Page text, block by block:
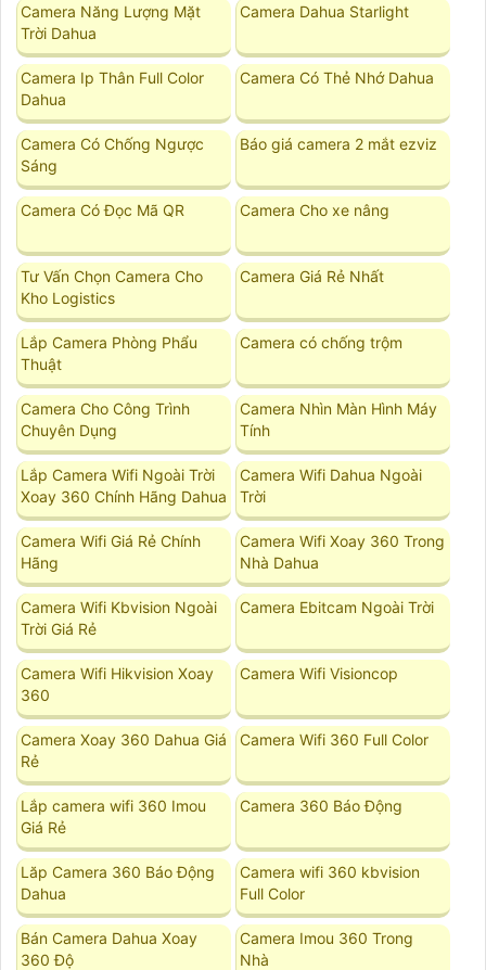
Camera Năng Lượng Mặt
Trời Dahua
Camera Dahua Starlight
Camera Ip Thân Full Color
Dahua
Camera Có Thẻ Nhớ Dahua
Camera Có Chống Ngược
Sáng
Báo giá camera 2 mắt ezviz
Camera Có Đọc Mã QR Camera Cho xe nâng
Tư Vấn Chọn Camera Cho
Kho Logistics
Camera Giá Rẻ Nhất
Lắp Camera Phòng Phẩu
Thuật
Camera có chống trộm
Camera Cho Công Trình
Chuyên Dụng
Camera Nhìn Màn Hình Máy
Tính
Lắp Camera Wifi Ngoài Trời
Xoay 360 Chính Hãng Dahua
Camera Wifi Dahua Ngoài
Trời
Camera Wifi Giá Rẻ Chính
Hãng
Camera Wifi Xoay 360 Trong
Nhà Dahua
Camera Wifi Kbvision Ngoài
Trời Giá Rẻ
Camera Ebitcam Ngoài Trời
Camera Wifi Hikvision Xoay
360
Camera Wifi Visioncop
Camera Xoay 360 Dahua Giá
Rẻ
Camera Wifi 360 Full Color
Lắp camera wifi 360 Imou
Giá Rẻ
Camera 360 Báo Động
Lăp Camera 360 Báo Động
Dahua
Camera wifi 360 kbvision
Full Color
Bán Camera Dahua Xoay
360 Độ
Camera Imou 360 Trong
Nhà